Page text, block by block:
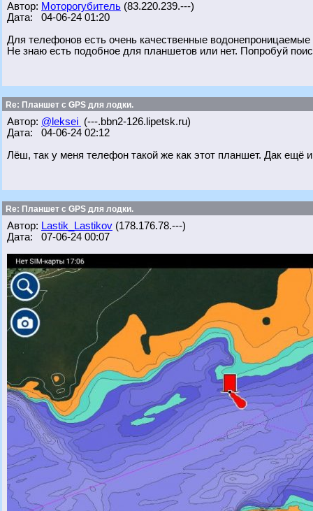
Автор: Моторогубитель (83.220.239.---)
Дата: 04-06-24 01:20
Для телефонов есть очень качественные
Не знаю есть подобное для планшетов или нет. Попробуй
Re: Планшет с GPS для лодки.
Автор: @leksei (---.bbn2-126.lipetsk.ru)
Дата: 04-06-24 02:12
Лёш, так у меня телефон такой же как этот планшет. Дак ещё
Re: Планшет с GPS для лодки.
Автор: Lastik_Lastikov (178.176.78.---)
Дата: 07-06-24 00:07